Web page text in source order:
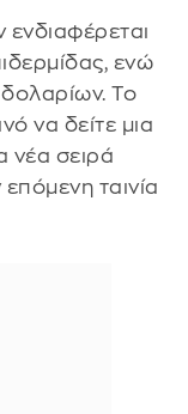
ενδιαφέρεται
ενώ
Το
να δείτε μια
νέα σειρά
ταινία